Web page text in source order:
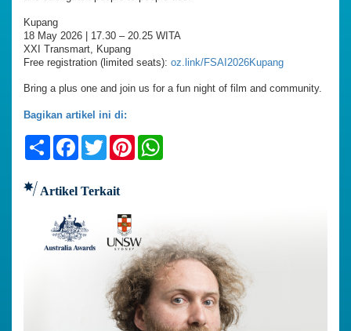
Kupang
18 May 2026 | 17.30 – 20.25 WITA
XXI Transmart, Kupang
Free registration (limited seats): oz.link/FSAI2026Kupang
Bring a plus one and join us for a fun night of film and community.
Bagikan artikel ini di:
ShareFacebook
TwitterPinterest
Artikel Terkait